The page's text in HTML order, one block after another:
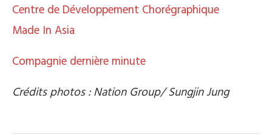
Centre de Développement Chorégraphique
Made In Asia
Compagnie dernière minute
Crédits photos : Nation Group/ Sungjin Jung